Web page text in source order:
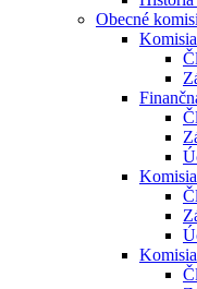
Obecné